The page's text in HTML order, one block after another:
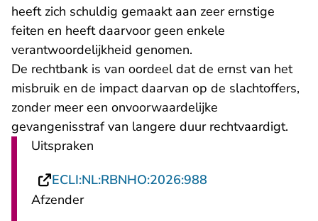
heeft zich schuldig gemaakt aan zeer ernstige
feiten en heeft daarvoor geen enkele
verantwoordelijkheid genomen.
De rechtbank is van oordeel dat de ernst van het
misbruik en de impact daarvan op de slachtoffers,
zonder meer een onvoorwaardelijke
gevangenisstraf van langere duur rechtvaardigt.
Uitspraken
ECLI:NL:RBNHO:2026:988
Afzender